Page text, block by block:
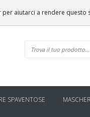
SPAVENTOSE
aiutarci a rendere questo